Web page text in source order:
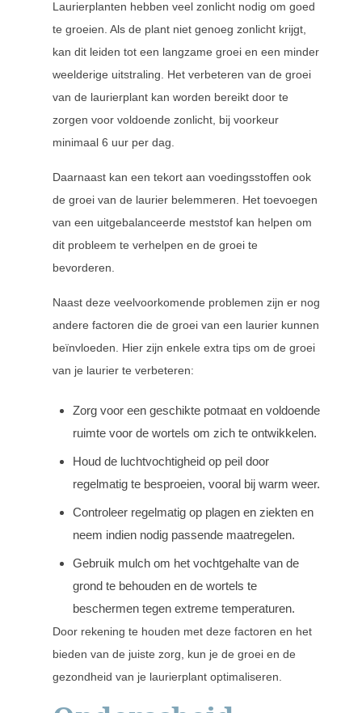
Laurierplanten hebben veel zonlicht nodig om goed
te groeien. Als de plant niet genoeg zonlicht krijgt,
kan dit leiden tot een langzame groei en een minder
weelderige uitstraling. Het verbeteren van de groei
van de laurierplant kan worden bereikt door te
zorgen voor voldoende zonlicht, bij voorkeur
minimaal 6 uur per dag.
Daarnaast kan een tekort aan voedingsstoffen ook
de groei van de laurier belemmeren. Het toevoegen
van een uitgebalanceerde meststof kan helpen om
dit probleem te verhelpen en de groei te
bevorderen.
Naast deze veelvoorkomende problemen zijn er nog
andere factoren die de groei van een laurier kunnen
beïnvloeden. Hier zijn enkele extra tips om de groei
van je laurier te verbeteren:
Zorg voor een geschikte potmaat en voldoende
ruimte voor de wortels om zich te ontwikkelen.
Houd de luchtvochtigheid op peil door
regelmatig te besproeien, vooral bij warm weer.
Controleer regelmatig op plagen en ziekten en
neem indien nodig passende maatregelen.
Gebruik mulch om het vochtgehalte van de
grond te behouden en de wortels te
beschermen tegen extreme temperaturen.
Door rekening te houden met deze factoren en het
bieden van de juiste zorg, kun je de groei en de
gezondheid van je laurierplant optimaliseren.